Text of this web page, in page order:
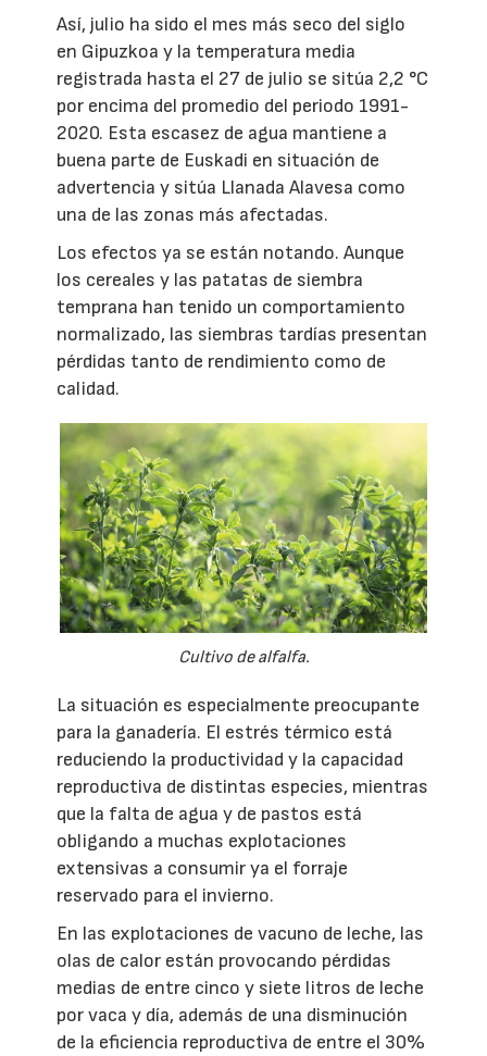
Así, julio ha sido el mes más seco del siglo
en Gipuzkoa y la temperatura media
registrada hasta el 27 de julio se sitúa 2,2 °C
por encima del promedio del periodo 1991-
2020. Esta escasez de agua mantiene a
buena parte de Euskadi en situación de
advertencia y sitúa Llanada Alavesa como
una de las zonas más afectadas.
Los efectos ya se están notando. Aunque
los cereales y las patatas de siembra
temprana han tenido un comportamiento
normalizado, las siembras tardías presentan
pérdidas tanto de rendimiento como de
calidad.
Cultivo de alfalfa.
La situación es especialmente preocupante
para la ganadería. El estrés térmico está
reduciendo la productividad y la capacidad
reproductiva de distintas especies, mientras
que la falta de agua y de pastos está
obligando a muchas explotaciones
extensivas a consumir ya el forraje
reservado para el invierno.
En las explotaciones de vacuno de leche, las
olas de calor están provocando pérdidas
medias de entre cinco y siete litros de leche
por vaca y día, además de una disminución
de la eficiencia reproductiva de entre el 30%